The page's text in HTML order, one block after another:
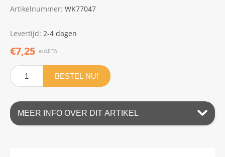
Artikelnummer: WK77047
Levertijd: 2-4 dagen
€7,25 excl.BTW
BESTEL NU!
MEER INFO OVER DIT ARTIKEL